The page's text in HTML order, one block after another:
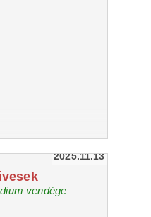
2025.11.13
vendége –